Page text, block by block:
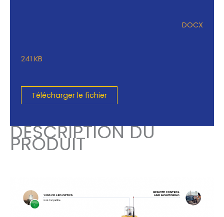
DOCX
241 KB
Télécharger le fichier
DESCRIPTION DU
PRODUIT